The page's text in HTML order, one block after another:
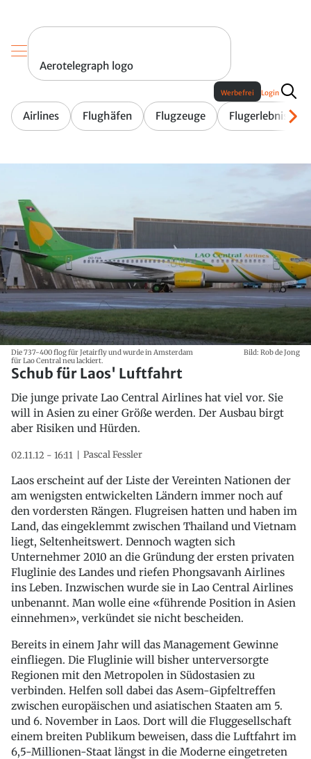
Aerotelegraph logo
Airlines Flughäfen Flugzeuge Flugerlebnis
Werbefrei Login
Die 737-400 flog für Jetairfly und wurde in Amsterdam
für Lao Central neu lackiert.
Bild: Rob de Jong
Schub für Laos' Luftfahrt
Die junge private Lao Central Airlines hat viel vor. Sie
will in Asien zu einer Größe werden. Der Ausbau birgt
aber Risiken und Hürden.
02.11.12 - 16:11 Pascal Fessler
Laos erscheint auf der Liste der Vereinten Nationen der
am wenigsten entwickelten Ländern immer noch auf
den vordersten Rängen. Flugreisen hatten und haben im
Land, das eingeklemmt zwischen Thailand und Vietnam
liegt, Seltenheitswert. Dennoch wagten sich
Unternehmer 2010 an die Gründung der ersten privaten
Fluglinie des Landes und riefen Phongsavanh Airlines
ins Leben. Inzwischen wurde sie in Lao Central Airlines
unbenannt. Man wolle eine «führende Position in Asien
einnehmen», verkündet sie nicht bescheiden.
Bereits in einem Jahr will das Management Gewinne
einfliegen. Die Fluglinie will bisher unterversorgte
Regionen mit den Metropolen in Südostasien zu
verbinden. Helfen soll dabei das Asem-Gipfeltreffen
zwischen europäischen und asiatischen Staaten am 5.
und 6. November in Laos. Dort will die Fluggesellschaft
einem breiten Publikum beweisen, dass die Luftfahrt im
6,5-Millionen-Staat längst in die Moderne eingetreten